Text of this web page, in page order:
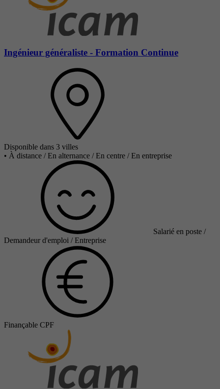
Ingénieur généraliste - Formation Continue
Disponible dans 3 villes
• À distance / En alternance / En centre / En entreprise
Salarié en poste /
Demandeur d'emploi / Entreprise
Finançable CPF